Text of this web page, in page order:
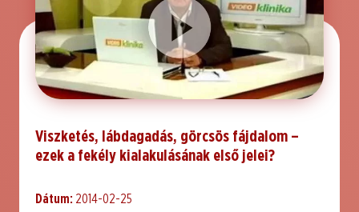
Viszketés, lábdagadás, görcsös fájdalom –
ezek a fekély kialakulásának első jelei?
Dátum: 2014-02-25